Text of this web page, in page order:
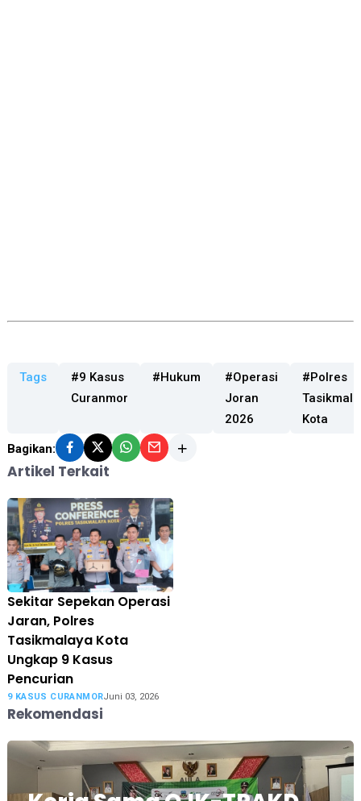
Tags
#9 Kasus
Curanmor
#Hukum
#Operasi
Joran
2026
#Polres
Kota
Bagikan:
Artikel Terkait
Sekitar Sepekan Operasi
Jaran, Polres
Tasikmalaya Kota
Ungkap 9 Kasus
Pencurian
9 KASUS CURANMORJuni 03, 2026
Rekomendasi